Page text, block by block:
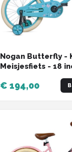
Nogan Butterfly -
Meisjesfiets - 18
€ 194,00